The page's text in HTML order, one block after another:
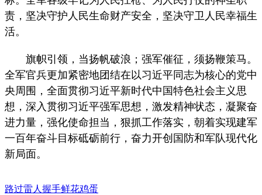
责，坚决守护人民生命财产安全，坚决守卫人民幸福生
活。
旗帜引领，当扬帆破浪；强军催征，须扬鞭策马。
全军官兵更加紧密地团结在以习近平同志为核心的党中
央周围，全面贯彻习近平新时代中国特色社会主义思
想，深入贯彻习近平强军思想，激发精神状态，凝聚奋
进力量，强化使命担当，狠抓工作落实，朝着实现建军
一百年奋斗目标砥砺前行，奋力开创国防和军队现代化
新局面。
路过雷人 握手鲜花鸡蛋